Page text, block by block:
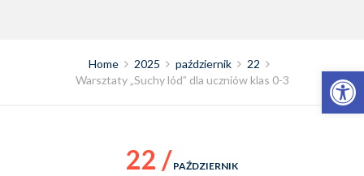
Otwórz pasek narzędzi
Home 2025 październik
22
Warsztaty „Suchy lód” dla uczniów klas 0-3
22 / PAŹDZIERNIK